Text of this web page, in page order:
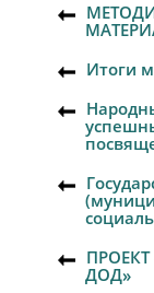
Итоги
ПРОЕКТ
ДОД»